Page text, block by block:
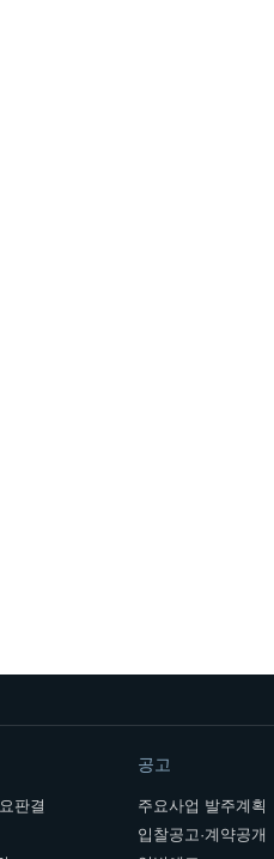
판결
공고
주요사업 발주계획
입찰공고·계약공개